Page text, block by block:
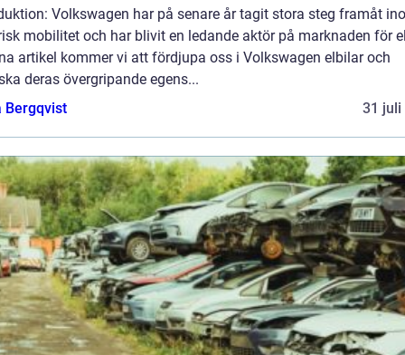
Volkswagen har på senare år tagit stora steg framåt
mobilitet och har blivit en ledande aktör på marknaden för
artikel kommer vi att fördjupa oss i Volkswagen elbilar och
deras övergripande egens...
Bergqvist
31 juli